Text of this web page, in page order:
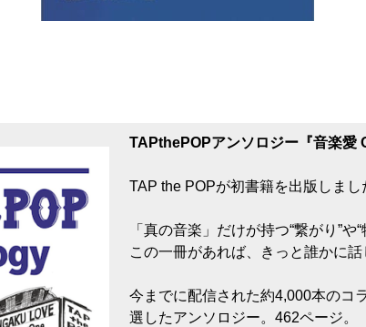
TAPthePOPアンソロジー『音楽愛
TAP the POPが初書籍を出版しまし
「真の音楽」だけが持つ“繋がり”や
この一冊があれば、きっと誰かに話
今までに配信された約4,000本のコ
選したアンソロジー。462ページ。